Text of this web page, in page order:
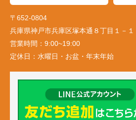
〒652-0804
兵庫県神戸市兵庫区塚本通８丁目１－１
営業時間： 9:00~19:00
定休日： 水曜日・お盆・年末年始